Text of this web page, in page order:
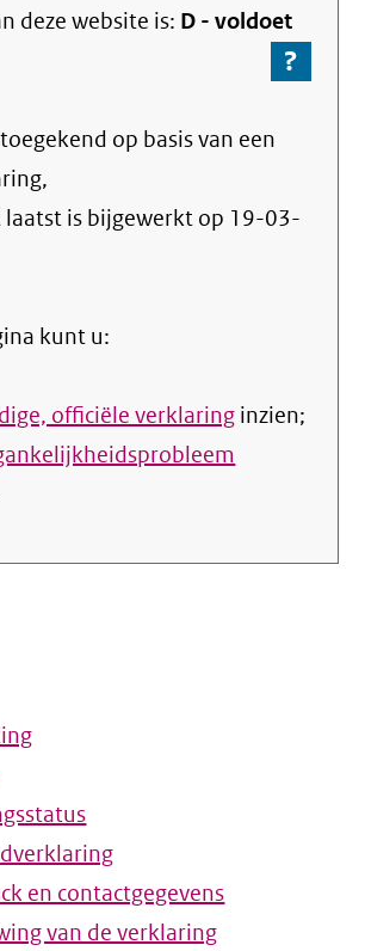
dezewebsite is: D -voldoet
?
Ga
over
op basis van een
is bijgewerkt op 19-03-
kunt u:
officiële verklaring inzien;
en contactgegevens
van de verklaring